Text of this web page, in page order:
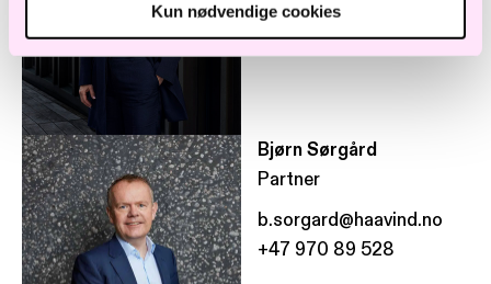
Kun nødvendige cookies
Bjørn Sørgård
Partner
b.sorgard@haavind.no
+47 970 89 528